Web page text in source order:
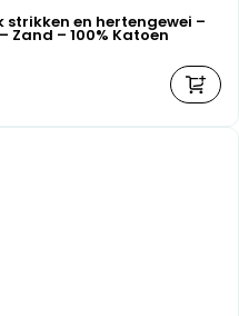
en hertengewei –
Zand – 100% Katoen